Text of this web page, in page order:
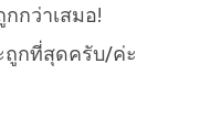
กว่าเสมอ!
กที่สุดครับ/ค่ะ